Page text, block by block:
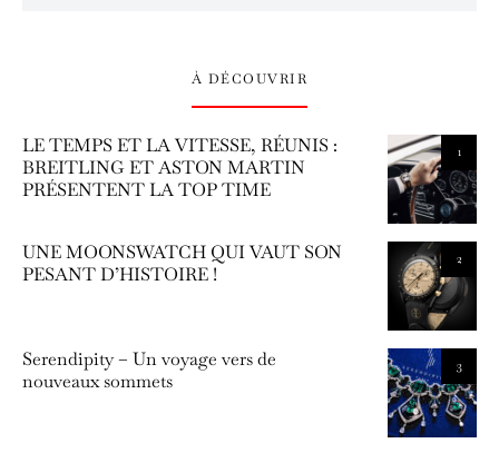
À DÉCOUVRIR
1
LE TEMPS ET LA VITESSE, RÉUNIS :
BREITLING ET ASTON MARTIN
PRÉSENTENT LA TOP TIME
2
UNE MOONSWATCH QUI VAUT SON
PESANT D’HISTOIRE !
3
Serendipity – Un voyage vers de
nouveaux sommets